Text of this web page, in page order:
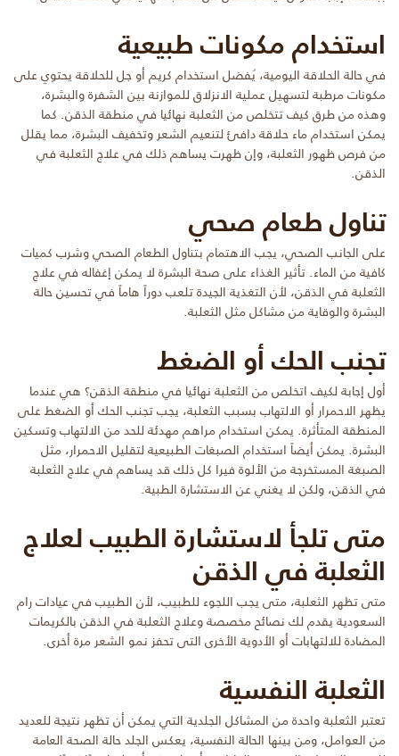
استخدام مكونات طبيعية
في حالة الحلاقة اليومية، يُفضل استخدام كريم أو جل للحلاقة يحتوي على
مكونات مرطبة لتسهيل عملية الانزلاق للموازنة بين الشفرة والبشرة،
وهذه من طرق كيف تتخلص من الثعلبة نهائيا في منطقة الذقن. كما
يمكن استخدام ماء حلاقة دافئ لتنعيم الشعر وتخفيف البشرة، مما يقلل
من فرص ظهور الثعلبة، وإن ظهرت يساهم ذلك في علاج الثعلبة في
الذقن.
تناول طعام صحي
على الجانب الصحي، يجب الاهتمام بتناول الطعام الصحي وشرب كميات
كافية من الماء. تأثير الغذاء على صحة البشرة لا يمكن إغفاله في علاج
الثعلبة في الذقن، لأن التغذية الجيدة تلعب دوراً هاماً في تحسين حالة
البشرة والوقاية من مشاكل مثل الثعلبة.
تجنب الحك أو الضغط
أول إجابة لكيف اتخلص من الثعلبة نهائيا في منطقة الذقن؟ هي عندما
يظهر الاحمرار أو الالتهاب بسبب الثعلبة، يجب تجنب الحك أو الضغط على
المنطقة المتأثرة. يمكن استخدام مراهم مهدئة للحد من الالتهاب وتسكين
البشرة. يمكن أيضاً استخدام الصبغات الطبيعية لتقليل الاحمرار، مثل
الصبغة المستخرجة من الألوة فيرا كل ذلك قد يساهم في علاج الثعلبة
في الذقن، ولكن لا يغني عن الاستشارة الطبية.
متى تلجأ لاستشارة الطبيب لعلاج
الثعلبة في الذقن
متى تظهر الثعلبة، متى يجب اللجوء للطبيب، لأن الطبيب في عيادات رام
السعودية يقدم لك نصائح مخصصة وعلاج الثعلبة في الذقن بالكريمات
المضادة للالتهابات أو الأدوية الأخرى التى تحفز نمو الشعر مرة أخرى.
الثعلبة النفسية
تعتبر الثعلبة واحدة من المشاكل الجلدية التي يمكن أن تظهر نتيجة للعديد
من العوامل، ومن بينها الحالة النفسية، يعكس الجلد حالة الصحة العامة